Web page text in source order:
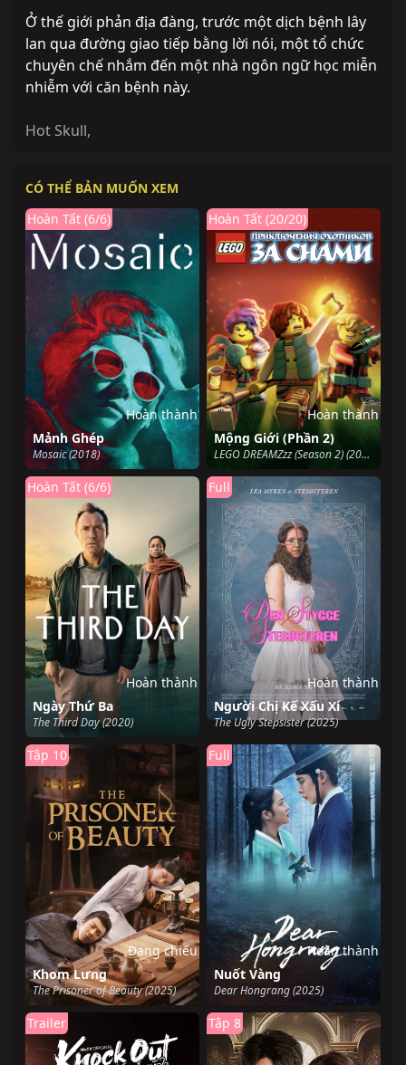
Ở thế giới phản địa đàng, trước một dịch bệnh lây
lan qua đường giao tiếp bằng lời nói, một tổ chức
chuyên chế nhắm đến một nhà ngôn ngữ học miễn
nhiễm với căn bệnh này.
Hot Skull,
CÓ THỂ BẢN MUỐN XEM
Mảnh Ghép
Mosaic (2018)
Hoàn Tất (6/6)
Hoàn thành
Mộng Giới (Phần 2)
LEGO DREAMZzz (Season 2) (2024)
Hoàn Tất (20/20)
Hoàn thành
Ngày Thứ Ba
The Third Day (2020)
Hoàn Tất (6/6)
Hoàn thành
Người Chị Kế Xấu Xí
The Ugly Stepsister (2025)
Full
Hoàn thành
Khom Lưng
The Prisoner of Beauty (2025)
Tập 10
Đang chiếu
Nuốt Vàng
Dear Hongrang (2025)
Full
Hoàn thành
Trailer Tập 8